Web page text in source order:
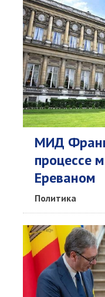
МИД
процессе
Ереваном
Политика